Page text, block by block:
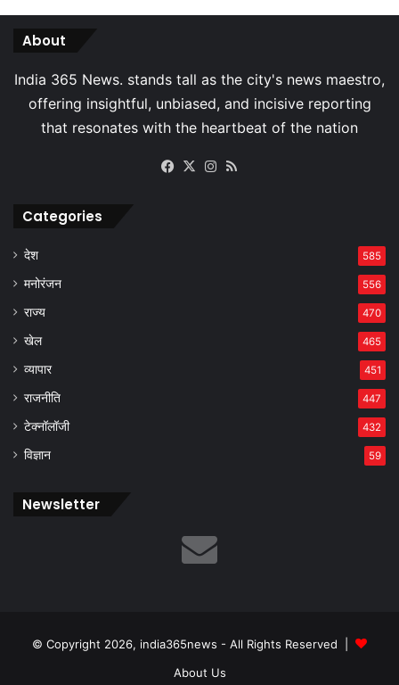
About
Facebook
X Instagram
Categories
देश 585
मनोरंजन 556
राज्य 470
खेल 465
व्यापार 451
राजनीति 447
टेक्नॉलॉजी 432
विज्ञान 59
Newsletter
© Copyright 2026, india365news - All Rights Reserved |
About Us